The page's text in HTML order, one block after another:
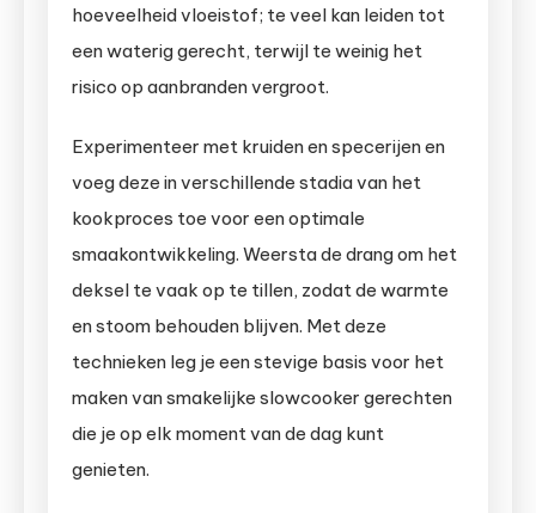
hoeveelheid vloeistof; te veel kan leiden tot
een waterig gerecht, terwijl te weinig het
risico op aanbranden vergroot.
Experimenteer met kruiden en specerijen en
voeg deze in verschillende stadia van het
kookproces toe voor een optimale
smaakontwikkeling. Weersta de drang om het
deksel te vaak op te tillen, zodat de warmte
en stoom behouden blijven. Met deze
technieken leg je een stevige basis voor het
maken van smakelijke slowcooker gerechten
die je op elk moment van de dag kunt
genieten.